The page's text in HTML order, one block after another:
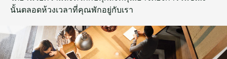
นั้นตลอดห้วงเวลาที่คุณพักอยู่กับเรา